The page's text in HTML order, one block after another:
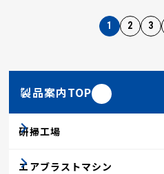
1 2 3
製品案内TOP
研掃工場
エアブラストマシン